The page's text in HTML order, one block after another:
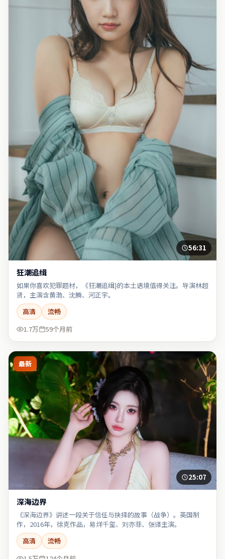
56:31
狂潮追缉
如果你喜欢犯罪题材，《狂潮追缉}的本土语境值得关注。导演林超
贤，主演含黄渤、沈腾、河正宇。
高清
流畅
1.7万
59个月前
最新
25:07
深海边界
《深海边界》讲述一段关于信任与抉择的故事（战争）。英国制
作，2016年，徐克作品，易烊千玺、刘亦菲、张译主演。
高清
流畅